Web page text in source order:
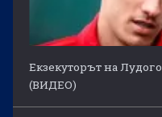
Екзекуторът на
(ВИДЕО)